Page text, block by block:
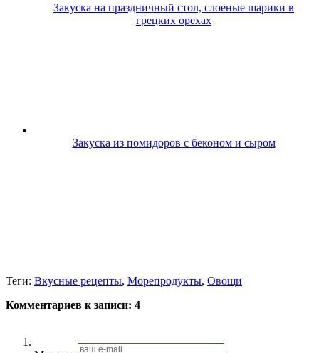
Закуска на праздничный стол, слоеные шарики в
грецких орехах
Закуска из помидоров с беконом и сыром
Теги: Вкусные рецепты, Морепродукты, Овощи
Комментариев к записи: 4